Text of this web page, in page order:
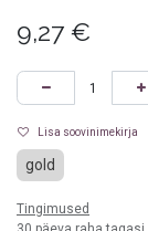
9,27 €
Lisa soovinimekirja
gold
Tingimused